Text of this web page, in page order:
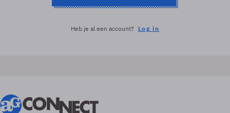
Heb je al een account? Log in